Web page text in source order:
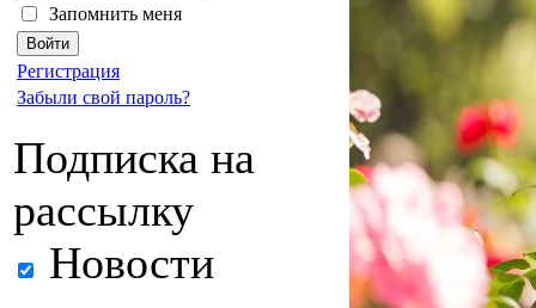
Запомнить меня
Регистрация
Забыли свой пароль?
Подписка на
рассылку
Новости